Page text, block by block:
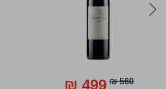
560 ₪
499 ₪